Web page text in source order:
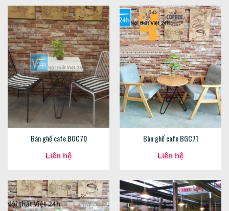
Bàn ghế cafe BGC70
Liên hệ
Bàn ghế cafe BGC71
Liên hệ